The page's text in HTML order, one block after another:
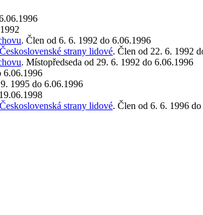
. Člen od 6. 6. 1992 do 6.06.1996
strany lidové. Člen od 22. 6. 1992
. Místopředseda od 29. 6. 1992 do 6.06.1996
6.06.1996
1995 do 6.06.1996
strany lidové. Člen od 6. 6. 1996